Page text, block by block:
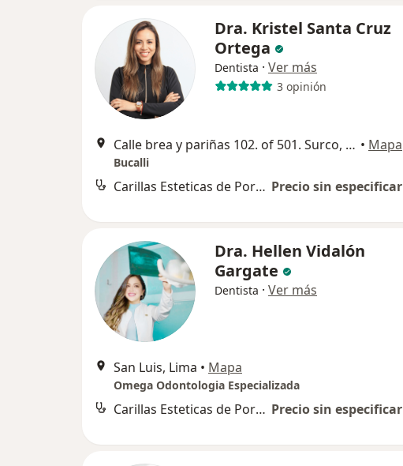
Dra. Kristel Santa Cruz
Ortega
Dentista · Ver más
3 opinión
Calle brea y pariñas 102. of 501. Surco, Surco • Mapa
Bucalli
Carillas Esteticas de Porcelana Precio sin especificar
Dra. Hellen Vidalón
Gargate
Dentista · Ver más
San Luis, Lima • Mapa
Omega Odontologia Especializada
Carillas Esteticas de Porcelana Precio sin especificar